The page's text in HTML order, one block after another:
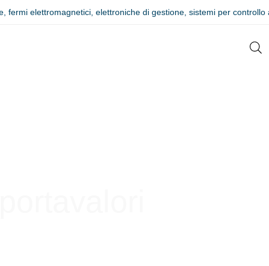
fermi elettromagnetici, elettroniche di gestione, sistemi per controllo